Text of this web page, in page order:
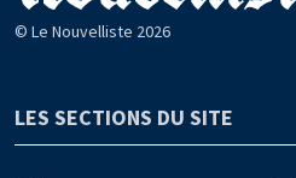
© Le Nouvelliste 2026
LES SECTIONS DU SITE